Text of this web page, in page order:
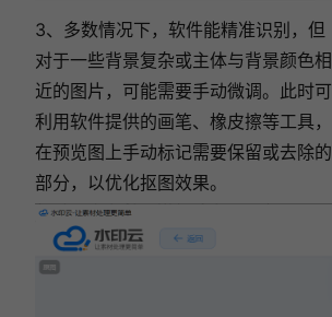
3、多数情况下，软件能精准识别，但
对于一些背景复杂或主体与背景颜色相
近的图片，可能需要手动微调。此时可
利用软件提供的画笔、橡皮擦等工具，
在预览图上手动标记需要保留或去除的
部分，以优化抠图效果。